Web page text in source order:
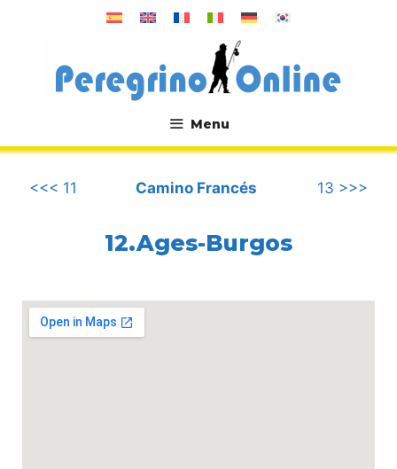
뛰
Menu
.
<<< 11
Camino Francés 13 >>>
12.Ages-Burgos